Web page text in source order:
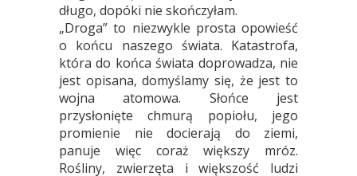
długo, dopóki nie skończyłam.
„Droga” to niezwykle prosta opowieść
o końcu naszego świata. Katastrofa,
która do końca świata doprowadza, nie
jest opisana, domyślamy się, że jest to
wojna atomowa. Słońce jest
przysłonięte chmurą popiołu, jego
promienie nie docierają do ziemi,
panuje więc coraż większy mróz.
Rośliny, zwierzęta i większość ludzi